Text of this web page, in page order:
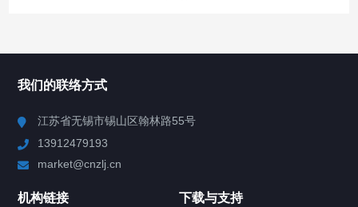
Chiller高精度制冷循环器
我们的联络方式
江苏省无锡市锡山区翰林路55号
13912479193
market@cnzlj.cn
机构链接 下载与支持